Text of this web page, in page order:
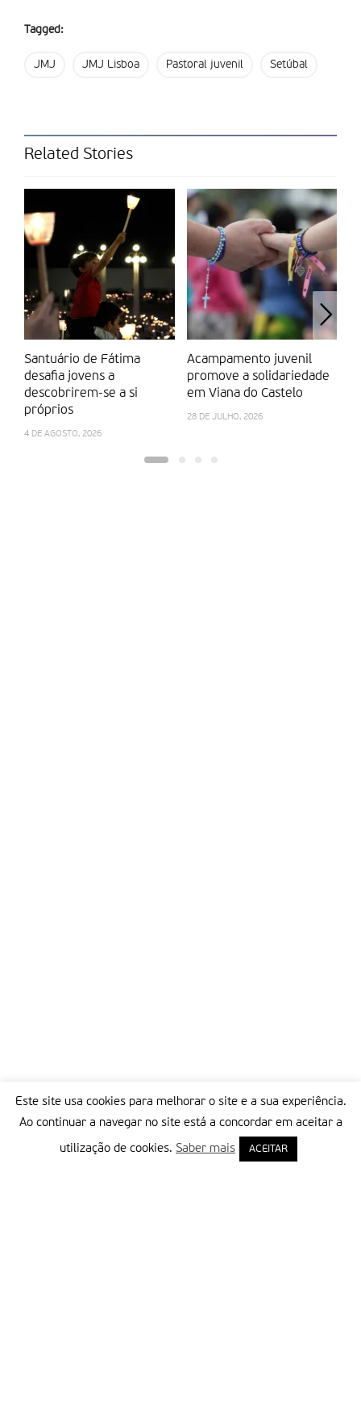
Tagged:
JMJ JMJ Lisboa Pastoral juvenil Setúbal
Related Stories
Santuário de Fátima
desafia jovens a
descobrirem-se a si
próprios
4 DE AGOSTO, 2026
Acampamento juvenil
promove a solidariedade
em Viana do Castelo
28 DE JULHO, 2026
Este site usa cookies para melhorar o site e a sua experiência.
Ao continuar a navegar no site está a concordar em aceitar a
utilização de cookies. Saber mais ACEITAR